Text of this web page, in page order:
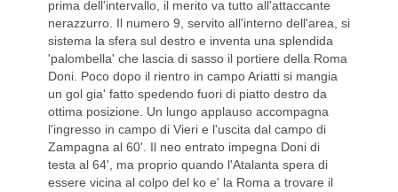
prima dell'intervallo, il merito va tutto all'attaccante
nerazzurro. Il numero 9, servito all'interno dell'area, si
sistema la sfera sul destro e inventa una splendida
'palombella' che lascia di sasso il portiere della Roma
Doni. Poco dopo il rientro in campo Ariatti si mangia
un gol gia' fatto spedendo fuori di piatto destro da
ottima posizione. Un lungo applauso accompagna
l'ingresso in campo di Vieri e l'uscita dal campo di
Zampagna al 60'. Il neo entrato impegna Doni di
testa al 64', ma proprio quando l'Atalanta spera di
essere vicina al colpo del ko e' la Roma a trovare il